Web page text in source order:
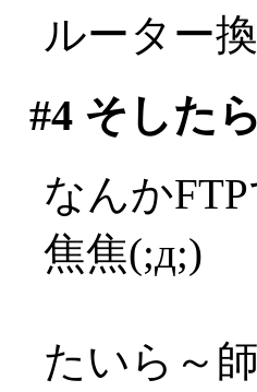
ルーター
#4そした
なんか
焦焦(;д;)
たいら～